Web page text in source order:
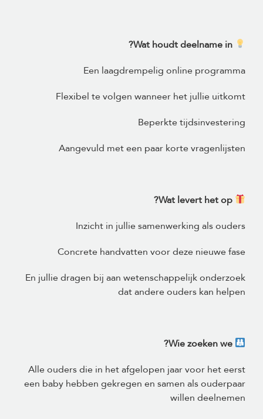
Wat houdt deelname in?
Een laagdrempelig online programma
Flexibel te volgen wanneer het jullie uitkomt
Beperkte tijdsinvestering
Aangevuld met een paar korte vragenlijsten
Wat levert het op?
Inzicht in jullie samenwerking als ouders
Concrete handvatten voor deze nieuwe fase
En jullie dragen bij aan wetenschappelijk onderzoek
dat andere ouders kan helpen
Wie zoeken we?
Alle ouders die in het afgelopen jaar voor het eerst
een baby hebben gekregen en samen als ouderpaar
willen deelnemen